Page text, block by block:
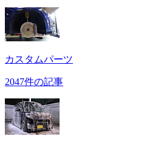
カスタムパーツ
2047件の記事